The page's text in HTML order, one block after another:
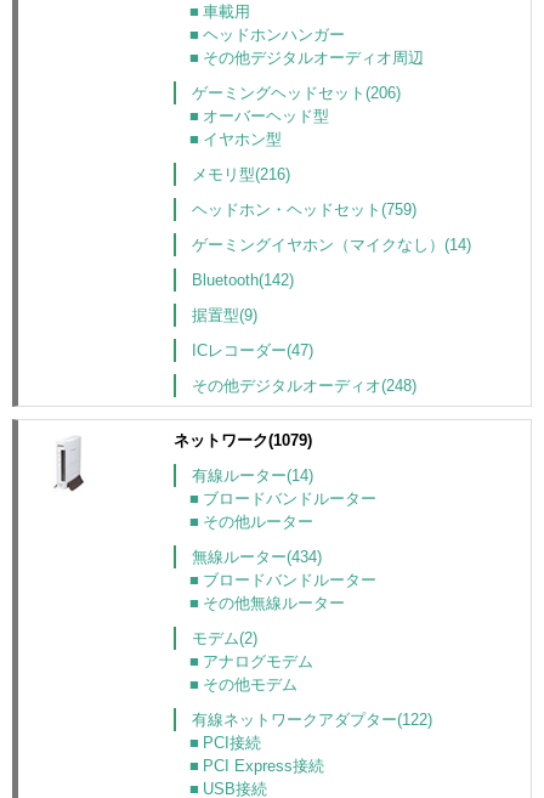
車載用
ヘッドホンハンガー
その他デジタルオーディオ周辺
ゲーミングヘッドセット(206)
オーバーヘッド型
イヤホン型
メモリ型(216)
ヘッドホン・ヘッドセット(759)
ゲーミングイヤホン（マイクなし）(14)
Bluetooth(142)
据置型(9)
ICレコーダー(47)
その他デジタルオーディオ(248)
ネットワーク(1079)
有線ルーター(14)
ブロードバンドルーター
その他ルーター
無線ルーター(434)
ブロードバンドルーター
その他無線ルーター
モデム(2)
アナログモデム
その他モデム
有線ネットワークアダプター(122)
PCI接続
PCI Express接続
USB接続